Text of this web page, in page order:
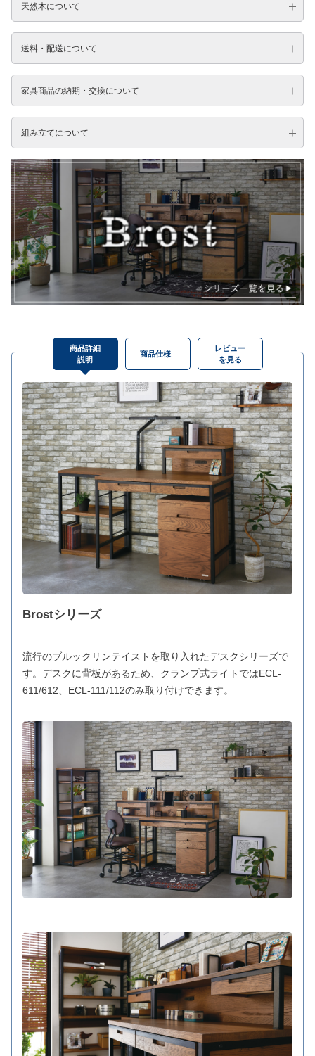
天然木について
送料・配送について
家具商品の納期・交換について
組み立てについて
商品詳細
説明
Brostシリーズ
流行のブルックリンテイストを取り入れたデスクシリーズで
す。デスクに背板があるため、クランプ式ライトではECL-
611/612、ECL-111/112のみ取り付けできます。
商品仕様
レビュー
を見る